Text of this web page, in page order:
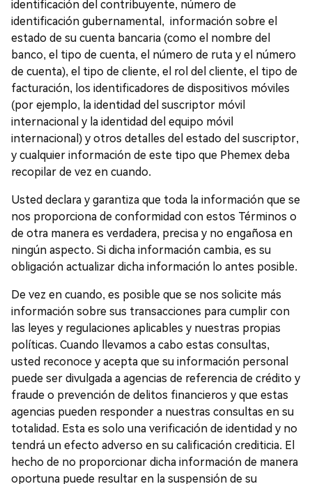
identificación del contribuyente, número de
identificación gubernamental, información sobre el
estado de su cuenta bancaria (como el nombre del
banco, el tipo de cuenta, el número de ruta y el número
de cuenta), el tipo de cliente, el rol del cliente, el tipo de
facturación, los identificadores de dispositivos móviles
(por ejemplo, la identidad del suscriptor móvil
internacional y la identidad del equipo móvil
internacional) y otros detalles del estado del suscriptor,
y cualquier información de este tipo que Phemex deba
recopilar de vez en cuando.
Usted declara y garantiza que toda la información que se
nos proporciona de conformidad con estos Términos o
de otra manera es verdadera, precisa y no engañosa en
ningún aspecto. Si dicha información cambia, es su
obligación actualizar dicha información lo antes posible.
De vez en cuando, es posible que se nos solicite más
información sobre sus transacciones para cumplir con
las leyes y regulaciones aplicables y nuestras propias
políticas. Cuando llevamos a cabo estas consultas,
usted reconoce y acepta que su información personal
puede ser divulgada a agencias de referencia de crédito y
fraude o prevención de delitos financieros y que estas
agencias pueden responder a nuestras consultas en su
totalidad. Esta es solo una verificación de identidad y no
tendrá un efecto adverso en su calificación crediticia. El
hecho de no proporcionar dicha información de manera
oportuna puede resultar en la suspensión de su